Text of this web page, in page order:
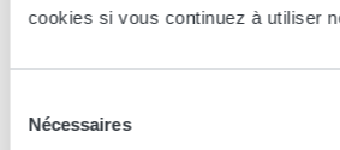
cookies si vous continuez à utiliser
Nécessaires